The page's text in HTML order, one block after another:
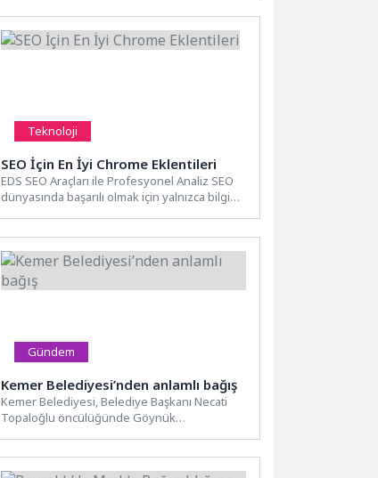
Teknoloji
SEO İçin En İyi Chrome Eklentileri
EDS SEO Araçları ile Profesyonel Analiz SEO
dünyasında başarılı olmak için yalnızca bilgi
Gündem
Kemer Belediyesi’nden anlamlı bağış
Kemer Belediyesi, Belediye Başkanı Necati
Topaloğlu öncülüğünde Göynük